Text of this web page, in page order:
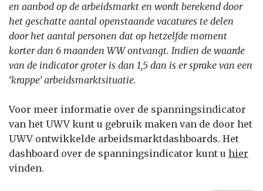
en aanbod op de arbeidsmarkt en wordt berekend door
het geschatte aantal openstaande vacatures te delen
door het aantal personen dat op hetzelfde moment
korter dan 6 maanden WW ontvangt. Indien de waarde
van de indicator groter is dan 1,5 dan is er sprake van een
‘krappe’ arbeidsmarktsituatie.
Voor meer informatie over de spanningsindicator
van het UWV kunt u gebruik maken van de door het
UWV ontwikkelde arbeidsmarktdashboards. Het
dashboard over de spanningsindicator kunt u hier
vinden.